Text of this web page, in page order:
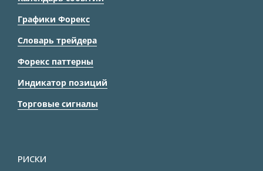
Графики Форекс
Словарь трейдера
Форекс паттерны
Индикатор позиций
Торговые сигналы
РИСКИ